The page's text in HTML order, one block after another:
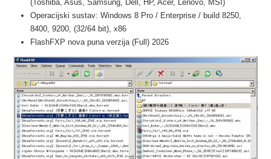
(Toshiba, Asus, Samsung, Dell, HP, Acer, Lenovo, MSI)
Operacijski sustav: Windows 8 Pro / Enterprise / build 8250,
8400, 9200, (32/64 bit), x86
FlashFXP nova puna verzija (Full) 2026